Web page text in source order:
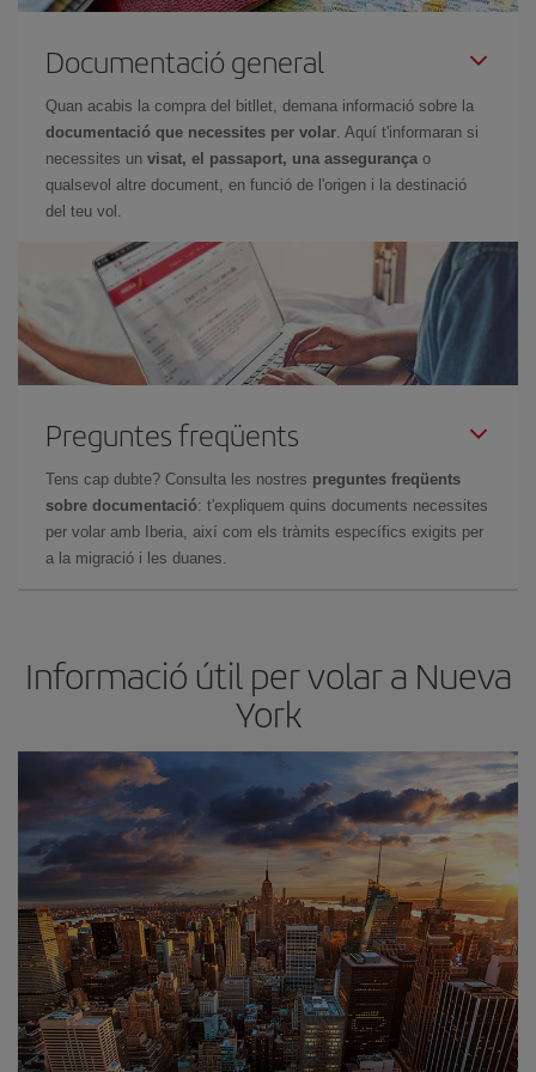
Documentació general
Quan acabis la compra del bitllet, demana informació sobre la
documentació que necessites per volar. Aquí t'informaran si
necessites un visat, el passaport, una assegurança o
qualsevol altre document, en funció de l'origen i la destinació
del teu vol.
Preguntes freqüents
Tens cap dubte? Consulta les nostres preguntes freqüents
sobre documentació: t'expliquem quins documents necessites
per volar amb Iberia, així com els tràmits específics exigits per
a la migració i les duanes.
Informació útil per volar a Nueva
York